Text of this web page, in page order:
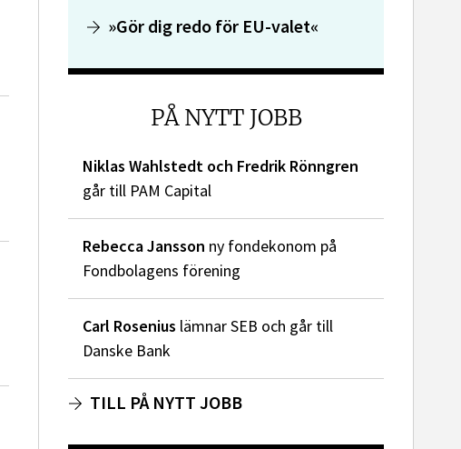
»Gör dig redo för EU-valet«
PÅ NYTT JOBB
Niklas Wahlstedt och Fredrik Rönngren
går till PAM Capital
Rebecca Jansson ny fondekonom på
Fondbolagens förening
Carl Rosenius lämnar SEB och går till
Danske Bank
TILL PÅ NYTT JOBB